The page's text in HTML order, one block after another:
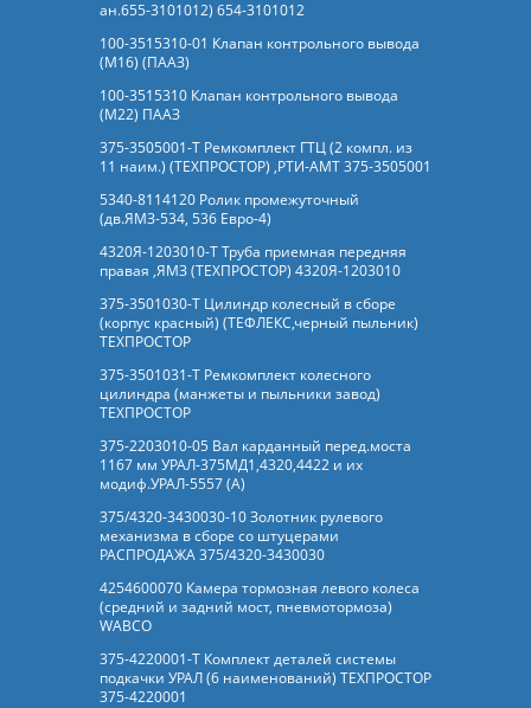
ан.655-3101012) 654-3101012
100-3515310-01 Клапан контрольного вывода
(М16) (ПААЗ)
100-3515310 Клапан контрольного вывода
(М22) ПААЗ
375-3505001-Т Ремкомплект ГТЦ (2 компл. из
11 наим.) (ТЕХПРОСТОР) ,РТИ-АМТ 375-3505001
5340-8114120 Ролик промежуточный
(дв.ЯМЗ-534, 536 Евро-4)
4320Я-1203010-Т Труба приемная передняя
правая ,ЯМЗ (ТЕХПРОСТОР) 4320Я-1203010
375-3501030-Т Цилиндр колесный в сборе
(корпус красный) (ТЕФЛЕКС,черный пыльник)
ТЕХПРОСТОР
375-3501031-Т Ремкомплект колесного
цилиндра (манжеты и пыльники завод)
ТЕХПРОСТОР
375-2203010-05 Вал карданный перед.моста
1167 мм УРАЛ-375МД1,4320,4422 и их
модиф.УРАЛ-5557 (А)
375/4320-3430030-10 Золотник рулевого
механизма в сборе со штуцерами
РАСПРОДАЖА 375/4320-3430030
4254600070 Камера тормозная левого колеса
(средний и задний мост, пневмотормоза)
WABCO
375-4220001-Т Комплект деталей системы
подкачки УРАЛ (6 наименований) ТЕХПРОСТОР
375-4220001